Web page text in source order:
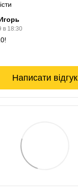
в 18:30
Написати відгук